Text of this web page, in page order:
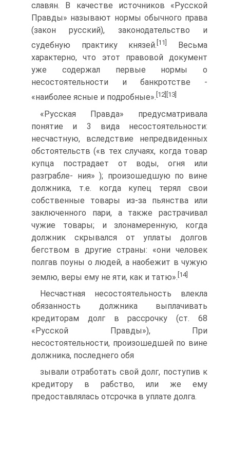
славян. В качестве источников «Русской
Правды» называют нормы обычного права
(закон русский), законодательство и
судебную практику князей. [11]
Весьма
характерно, что этот правовой до­кумент
уже содержал первые нормы о
несостоятельности и банкротстве -
«наиболее ясные и подробные». [12] [13]
«Русская Правда» предусматривала
понятие и 3 вида несостоя­тельности:
несчастную, вследствие непредвиденных
обстоятельств («в тех случаях, когда товар
купца пострадает от воды, огня или
разграбле- ния» ); произошедшую по вине
должника, т.е. когда купец терял свои
собственные товары из-за пьянства или
заключенного пари, а также рас­трачивал
чужие товары; и злонамеренную, когда
должник скрывался от уплаты долгов
бегством в другие страны: «они человек
полгав поуны о людей, а наобежит в чужую
землю, веры ему не яти, как и татю». [14]
Несчастная несостоятельность влекла
обязанность должника вы­плачивать
кредиторам долг в рассрочку (ст. 68
«Русской Правды»), При
несостоятельности, произошедшей по вине
должника, последнего обя­
зывали отработать свой долг, поступив к
кредитору в рабство, или же ему
предоставлялась отсрочка в уплате долга.